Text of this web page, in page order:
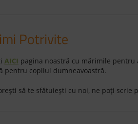
Potrivite
AICI pagina noastră cu mărimile pentru
pentru copilul dumneavoastră.
să te sfătuieşti cu noi, ne poţi scrie